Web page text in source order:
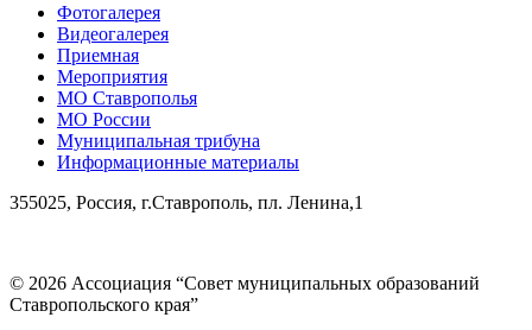
Фотогалерея
Видеогалерея
Приемная
Мероприятия
МО Ставрополья
МО России
Муниципальная трибуна
Информационные материалы
355025, Россия, г.Ставрополь, пл. Ленина,1
© 2026 Ассоциация “Совет муниципальных образований
Ставропольского края”